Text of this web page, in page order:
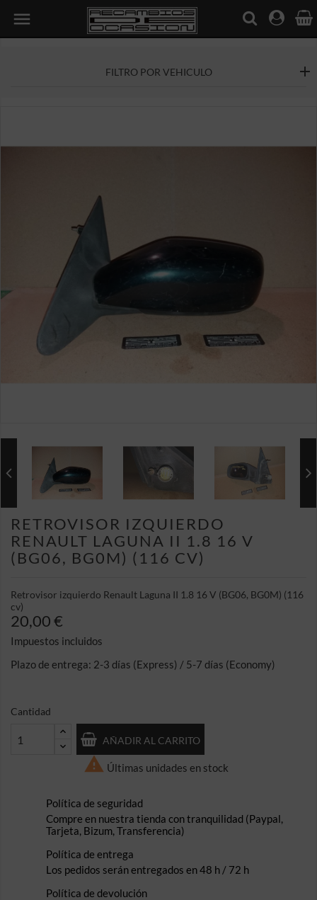

FILTRO POR VEHICULO
RETROVISOR IZQUIERDO
RENAULT LAGUNA II 1.8 16 V
(BG06, BG0M) (116 CV)
Retrovisor izquierdo Renault Laguna II 1.8 16 V (BG06, BG0M) (116
cv)
20,00 €
Impuestos incluidos
Plazo de entrega: 2-3 días (Express) / 5-7 días (Economy)
Cantidad
AÑADIR AL CARRITO
 Últimas unidades en stock
Política de seguridad
Compre en nuestra tienda con tranquilidad (Paypal,
Tarjeta, Bizum, Transferencia)
Política de entrega
Los pedidos serán entregados en 48 h / 72 h
Política de devolución